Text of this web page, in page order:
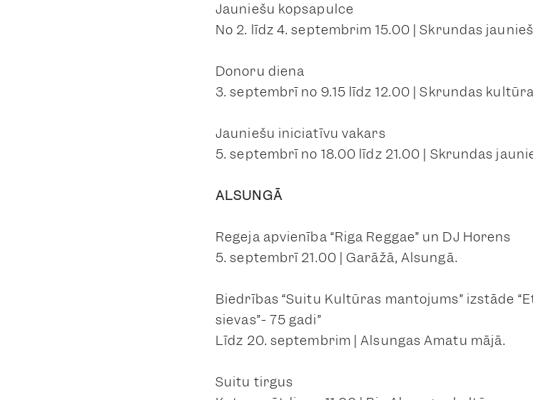
Jauniešu kopsapulce
No 2. līdz 4. septembrim 15.00 | Skrundas
Donoru diena
3. septembrī no 9.15 līdz 12.00 | Skrundas
Jauniešu iniciatīvu vakars
5. septembrī no 18.00 līdz 21.00 | Skrundas
ALSUNGĀ
Regeja apvienība “Riga Reggae” un DJ Horens
5. septembrī 21.00 | Garāžā, Alsungā.
Biedrības “Suitu Kultūras mantojums” izstāde
sievas”- 75 gadi”
Līdz 20. septembrim | Alsungas Amatu mājā.
Suitu tirgus